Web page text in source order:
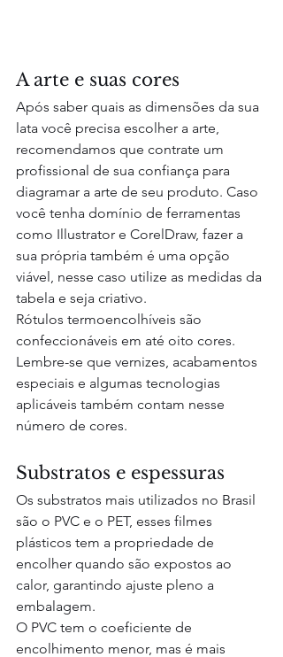
A arte e suas cores
Após saber quais as dimensões da sua
lata você precisa escolher a arte,
recomendamos que contrate um
profissional de sua confiança para
diagramar a arte de seu produto. Caso
você tenha domínio de ferramentas
como Illustrator e CorelDraw, fazer a
sua própria também é uma opção
viável, nesse caso utilize as medidas da
tabela e seja criativo.
Rótulos termoencolhíveis são
confeccionáveis em até oito cores.
Lembre-se que vernizes, acabamentos
especiais e algumas tecnologias
aplicáveis também contam nesse
número de cores.
Substratos e espessuras
Os substratos mais utilizados no Brasil
são o PVC e o PET, esses filmes
plásticos tem a propriedade de
encolher quando são expostos ao
calor, garantindo ajuste pleno a
embalagem.
O PVC tem o coeficiente de
encolhimento menor, mas é mais